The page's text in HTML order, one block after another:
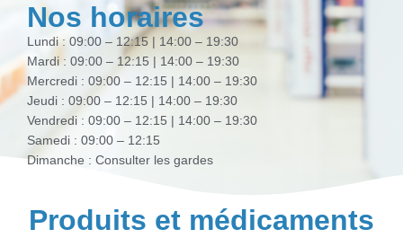
Nos horaires
Lundi : 09:00 – 12:15 | 14:00 – 19:30
Mardi : 09:00 – 12:15 | 14:00 – 19:30
Mercredi : 09:00 – 12:15 | 14:00 – 19:30
Jeudi : 09:00 – 12:15 | 14:00 – 19:30
Vendredi : 09:00 – 12:15 | 14:00 – 19:30
Samedi : 09:00 – 12:15
Dimanche : Consulter les gardes
Produits et médicaments